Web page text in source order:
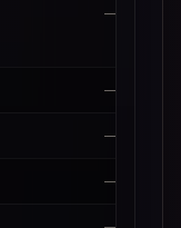
—
—
—
—